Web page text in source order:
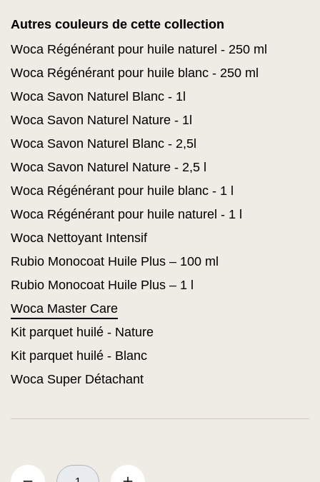
Autres couleurs de cette collection
Woca Régénérant pour huile naturel - 250 ml
Woca Régénérant pour huile blanc - 250 ml
Woca Savon Naturel Blanc - 1l
Woca Savon Naturel Nature - 1l
Woca Savon Naturel Blanc - 2,5l
Woca Savon Naturel Nature - 2,5 l
Woca Régénérant pour huile blanc - 1 l
Woca Régénérant pour huile naturel - 1 l
Woca Nettoyant Intensif
Rubio Monocoat Huile Plus – 100 ml
Rubio Monocoat Huile Plus – 1 l
Woca Master Care
Kit parquet huilé - Nature
Kit parquet huilé - Blanc
Woca Super Détachant